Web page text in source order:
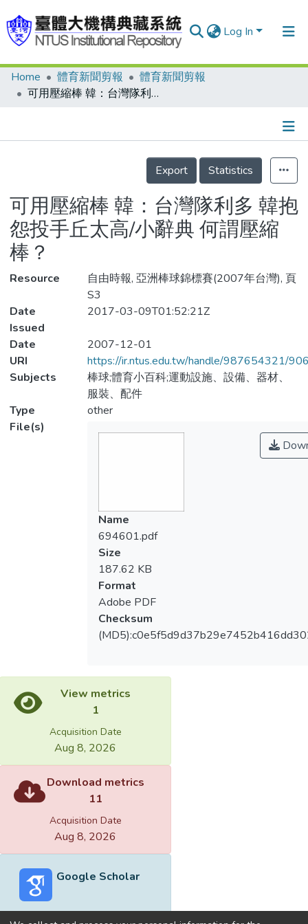
Log In
Communities & Collections
Statistics
Home 體育新聞剪報
體育新聞剪報
可用壓縮棒 韓：台灣隊利多 韓抱怨投手丘太高/小辭典 何謂壓縮棒？
Details
Export
Statistics
可用壓縮棒 韓：台灣隊利多 韓抱
怨投手丘太高/小辭典 何謂壓縮
棒？
Resource
自由時報, 亞洲棒球錦標賽(2007年台灣), 頁
S3
Date
Issued
2017-03-09T01:52:21Z
Date
2007-12-01
URI
https://ir.ntus.edu.tw/handle/987654321/
Subjects
棒球;體育小百科;運動設施、設備、器材、
服裝、配件
Type
other
File(s)
Name
694601.pdf
Size
187.62 KB
Format
Adobe PDF
Checksum
View metrics
1
Acquisition Date
Aug 8, 2026
Download metrics
11
Acquisition Date
Aug 8, 2026
Google Scholar